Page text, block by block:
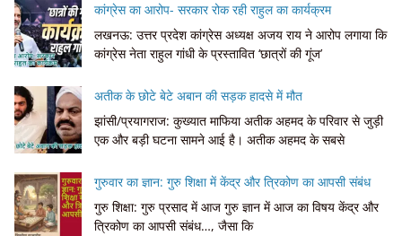
कांग्रेस का आरोप- सरकार रोक रही राहुल का कार्यक्रम
लखनऊ: उत्तर प्रदेश कांग्रेस अध्यक्ष अजय राय ने आरोप लगाया कि
कांग्रेस नेता राहुल गांधी के प्रस्तावित ‘छात्रों की गूंज’
अतीक के छोटे बेटे अबान की सड़क हादसे में मौत
झांसी/प्रयागराज: कुख्यात माफिया अतीक अहमद के परिवार से जुड़ी
एक और बड़ी घटना सामने आई है। अतीक अहमद के सबसे
गुरुवार का ज्ञान: गुरु शिक्षा में केंद्र और त्रिकोण का आपसी संबंध
गुरु शिक्षा: गुरु प्रसाद में आज गुरु ज्ञान में आज का विषय केंद्र और
त्रिकोण का आपसी संबंध…, जैसा कि